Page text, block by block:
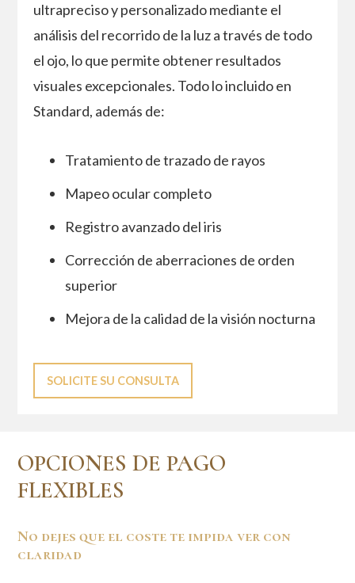
ultrapreciso y personalizado mediante el
análisis del recorrido de la luz a través de todo
el ojo, lo que permite obtener resultados
visuales excepcionales. Todo lo incluido en
Standard, además de:
Tratamiento de trazado de rayos
Mapeo ocular completo
Registro avanzado del iris
Corrección de aberraciones de orden
superior
Mejora de la calidad de la visión nocturna
SOLICITE SU CONSULTA
OPCIONES DE PAGO
FLEXIBLES
No dejes que el coste te impida ver con
claridad